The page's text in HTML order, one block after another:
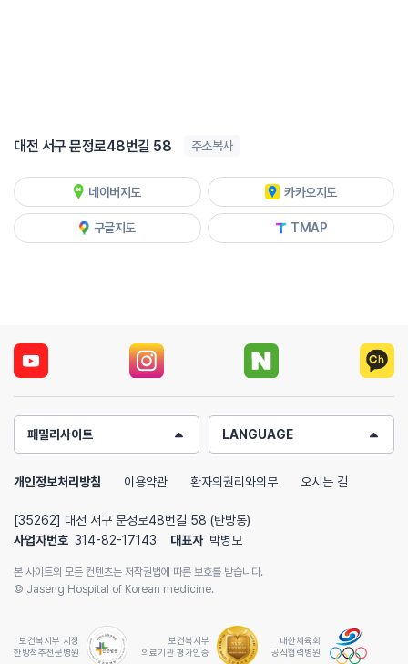
대전 서구 문정로48번길 58 주소복사
네이버지도 카카오지도
구글지도 TMAP
패밀리사이트 LANGUAGE
개인정보처리방침 이용약관 환자의권리와의무 오시는 길
[35262] 대전 서구 문정로48번길 58 (탄방동)
사업자번호 314-82-17143 대표자 박병모
본 사이트의 모든 컨텐츠는 저작권법에 따른 보호를 받습니다.
© Jaseng Hospital of Korean medicine.
보건복지부 지정
한방척추전문병원
보건복지부
의료기관 평가인증
대한체육회
공식협력병원